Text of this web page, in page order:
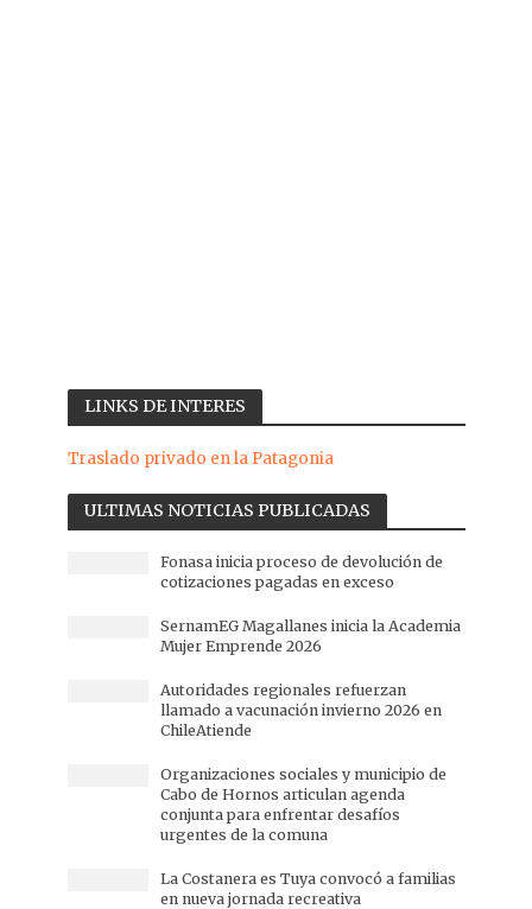
LINKS DE INTERES
Traslado privado en la Patagonia
ULTIMAS NOTICIAS PUBLICADAS
Fonasa inicia proceso de devolución de
cotizaciones pagadas en exceso
SernamEG Magallanes inicia la Academia
Mujer Emprende 2026
Autoridades regionales refuerzan
llamado a vacunación invierno 2026 en
ChileAtiende
Organizaciones sociales y municipio de
Cabo de Hornos articulan agenda
conjunta para enfrentar desafíos
urgentes de la comuna
La Costanera es Tuya convocó a familias
en nueva jornada recreativa